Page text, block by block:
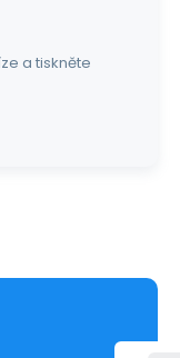
a tiskněte